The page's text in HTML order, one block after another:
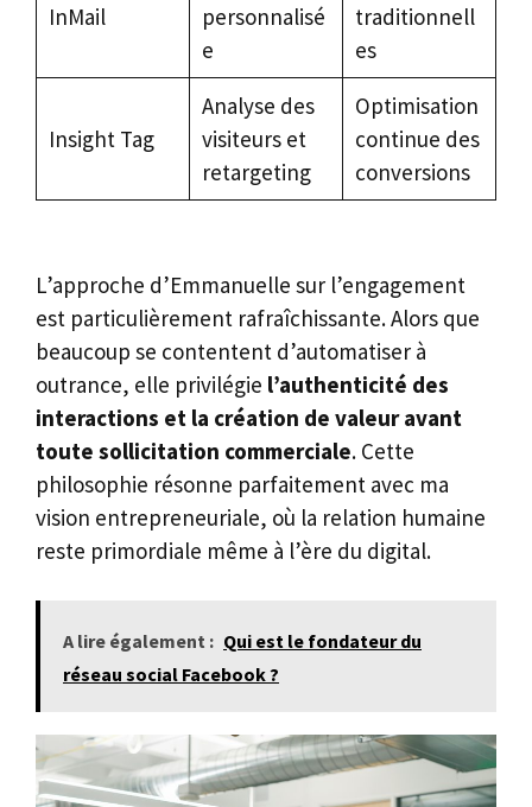
InMail
personnalisé
e
traditionnell
es
Insight Tag
Analyse des
visiteurs et
retargeting
Optimisation
continue des
conversions
L’approche d’Emmanuelle sur l’engagement
est particulièrement rafraîchissante. Alors que
beaucoup se contentent d’automatiser à
outrance, elle privilégie l’authenticité des
interactions et la création de valeur avant
toute sollicitation commerciale. Cette
philosophie résonne parfaitement avec ma
vision entrepreneuriale, où la relation humaine
reste primordiale même à l’ère du digital.
A lire également : Qui est le fondateur du
réseau social Facebook ?